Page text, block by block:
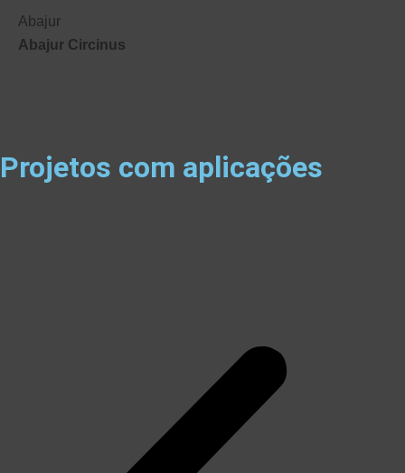
Abajur
Abajur Circinus
Projetos com aplicações